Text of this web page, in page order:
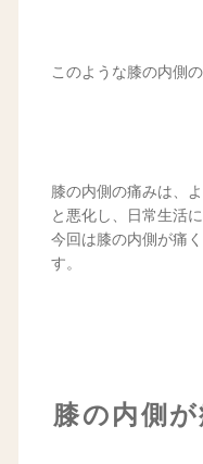
このような膝の内側
膝の内側の痛みは、
と悪化し、日常生活
今回は膝の内側が痛
す。
膝の内側